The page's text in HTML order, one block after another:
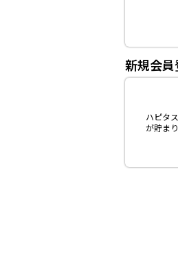
新規会
ハピタ
が貯ま